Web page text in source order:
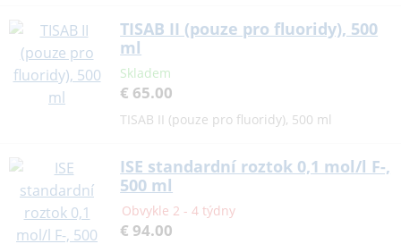
TISAB II (pouze pro fluoridy), 500
ml
Skladem
€ 65.00
TISAB II (pouze pro fluoridy), 500 ml
ISE standardní roztok 0,1 mol/l F-,
500 ml
Obvykle 2 - 4 týdny
€ 94.00